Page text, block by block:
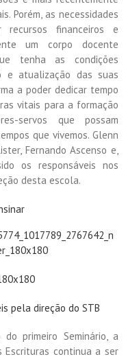
Porém, as necessidades
recursos financeiros e
um corpo docente
tenha as condições
e atualização das suas
a poder dedicar tempo
vitais para a formação
servos que possam
que vivemos. Glenn
Fernando Ascenso e,
os responsáveis nos
desta escola.
pela direção do STB
primeiro Seminário, a
Escrituras continua a ser